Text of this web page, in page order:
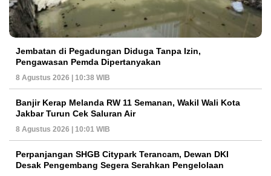
Jembatan di Pegadungan Diduga Tanpa Izin,
Pengawasan Pemda Dipertanyakan
8 Agustus 2026 | 10:38 WIB
Banjir Kerap Melanda RW 11 Semanan, Wakil Wali Kota
Jakbar Turun Cek Saluran Air
8 Agustus 2026 | 10:01 WIB
Perpanjangan SHGB Citypark Terancam, Dewan DKI
Desak Pengembang Segera Serahkan Pengelolaan